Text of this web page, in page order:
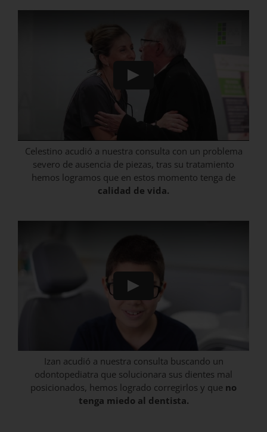
Celestino acudió a nuestra consulta con un problema
severo de ausencia de piezas, tras su tratamiento
hemos logramos que en estos momento tenga de
calidad de vida.
Izan acudió a nuestra consulta buscando un
odontopediatra que solucionara sus dientes mal
posicionados, hemos logrado corregirlos y que no
tenga miedo al dentista.